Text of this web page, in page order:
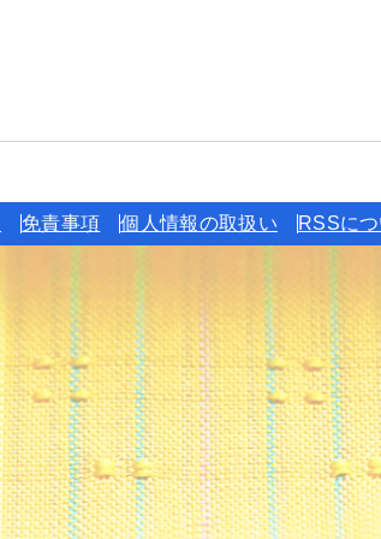
免責事項 個人情報の取扱い RSSに